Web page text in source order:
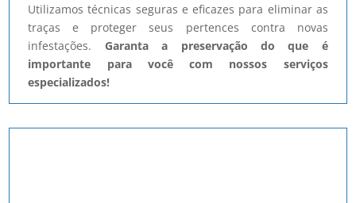
Utilizamos técnicas seguras e eficazes para eliminar as
traças e proteger seus pertences contra novas
infestações. Garanta a preservação do que é
importante para você com nossos serviços
especializados!